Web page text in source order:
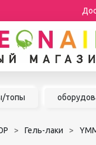
Распродажа
РЕСНИЦ
топы
Гель-лаки